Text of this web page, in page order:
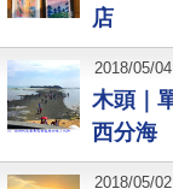
店
木頭｜
西分海
2018/05/04
2018/05/02